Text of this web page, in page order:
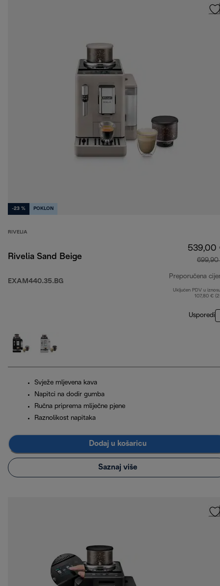
-23 % POKLON
RIVELIA
Rivelia Sand Beige
EXAM440.35.BG
539,00
Preporučena
Uključen PDV u
107,80 €
Usporedi
Svježe mljevena kava
Napitci na dodir gumba
Ručna priprema mliječne pjene
Raznolikost napitaka
Dodaj u košaricu
Saznaj više